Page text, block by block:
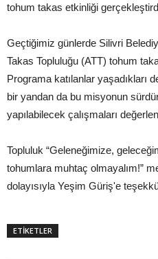
tohum takas etkinliği
Geçtiğimiz günlerde Silivri
Takas Topluluğu (ATT) tohum
Programa katılanlar yaşadıkları
bir yandan da bu misyonun
yapılabilecek çalışmaları
Topluluk “Geleneğimize,
tohumlara muhtaç olmayalım!”
dolayısıyla Yeşim Güriş'e
ETİKETLER